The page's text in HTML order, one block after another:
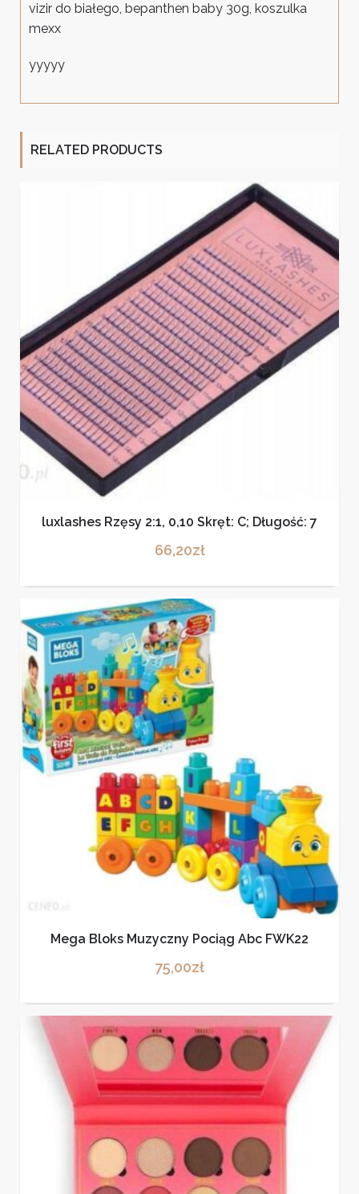
vizir do białego, bepanthen baby 30g, koszulka
mexx
yyyyy
RELATED PRODUCTS
luxlashes Rzęsy 2:1, 0,10 Skręt: C; Długość: 7
66,20zł
Mega Bloks Muzyczny Pociąg Abc FWK22
75,00zł